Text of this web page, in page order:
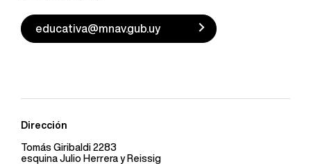
educativa@mnav.gub.uy
Dirección
Tomás Giribaldi 2283
esquina Julio Herrera y Reissig